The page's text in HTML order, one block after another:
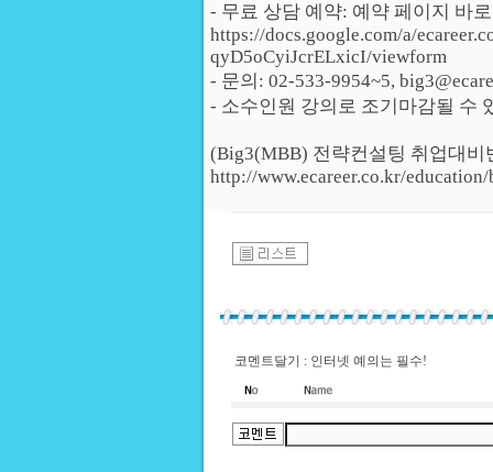
- 무료 상담 예약: 예약 페이지 바
https://docs.google.com/a/
qyD5oCyiJcrELxicI/viewform
- 문의: 02-533-9954~5,
- 소수인원 강의로 조기마감될 수
(Big3(MBB) 전략컨설팅 취업대비
http://www.ecareer.co.kr/
코멘트달기 : 인터넷 예의는 필수!